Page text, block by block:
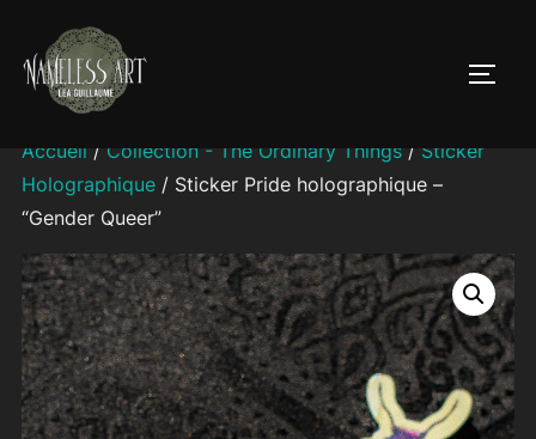
contenu
Accueil / Collection - The Ordinary Things/ Sticker
Holographique/ Sticker Pride holographique –
“Gender Queer”